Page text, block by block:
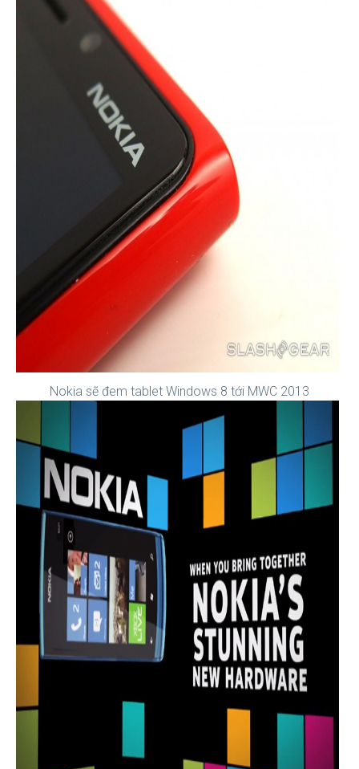
Nokia sẽ đem tablet Windows 8 tới MWC 2013